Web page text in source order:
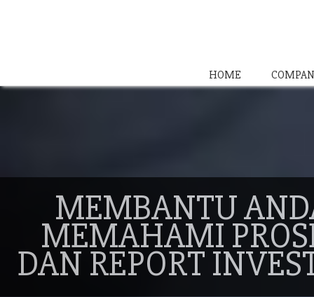
HOME
MEMBANTU
MEMAHAMI
DAN REPORT